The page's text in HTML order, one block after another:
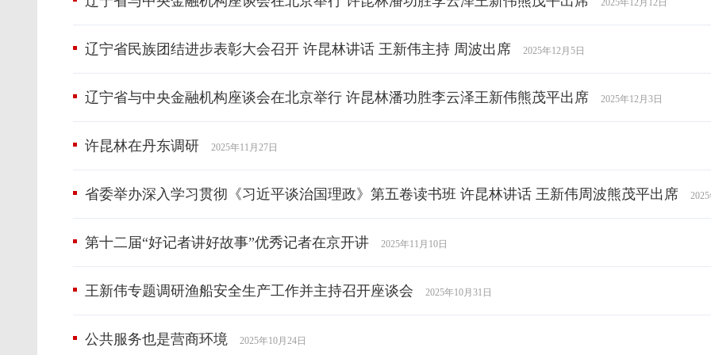
2025年12月12日
辽宁省民族团结进步表彰大会召开 许昆林讲话 王新伟主持 周波出席 2025年12月5日
辽宁省与中央金融机构座谈会在北京举行 许昆林潘功胜李云泽王新伟熊茂平出席 2025年12月3日
许昆林在丹东调研 2025年11月27日
省委举办深入学习贯彻《习近平谈治国理政》第五卷读书班 许昆林讲话 王新伟周波熊茂平出席
第十二届“好记者讲好故事”优秀记者在京开讲 2025年11月10日
王新伟专题调研渔船安全生产工作并主持召开座谈会 2025年10月31日
公共服务也是营商环境 2025年10月24日